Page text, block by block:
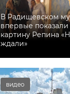
В Радищевском
впервые показали
картину Репина
ждали»
видео